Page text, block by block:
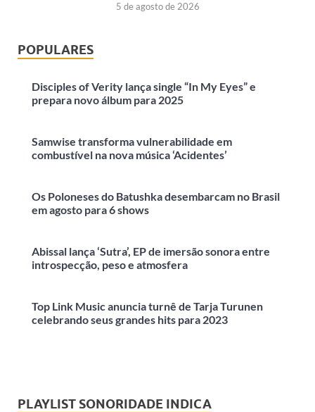
5 de agosto de 2026
POPULARES
Disciples of Verity lança single “In My Eyes” e
prepara novo álbum para 2025
Samwise transforma vulnerabilidade em
combustível na nova música ‘Acidentes’
Os Poloneses do Batushka desembarcam no Brasil
em agosto para 6 shows
Abissal lança ‘Sutra’, EP de imersão sonora entre
introspecção, peso e atmosfera
Top Link Music anuncia turnê de Tarja Turunen
celebrando seus grandes hits para 2023
PLAYLIST SONORIDADE INDICA